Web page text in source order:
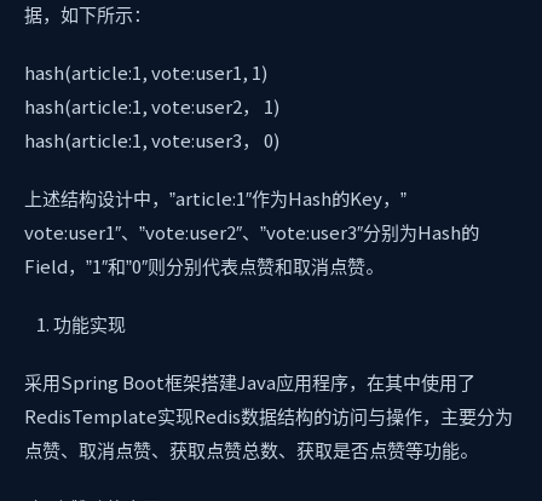
据，如下所示：
hash(article:1, vote:user1, 1)
hash(article:1, vote:user2， 1)
hash(article:1, vote:user3， 0)
上述结构设计中，”article:1″作为Hash的Key，”
vote:user1″、”vote:user2″、”vote:user3″分别为Hash的
Field，”1″和”0″则分别代表点赞和取消点赞。
功能实现
采用Spring Boot框架搭建Java应用程序，在其中使用了
RedisTemplate实现Redis数据结构的访问与操作，主要分为
点赞、取消点赞、获取点赞总数、获取是否点赞等功能。